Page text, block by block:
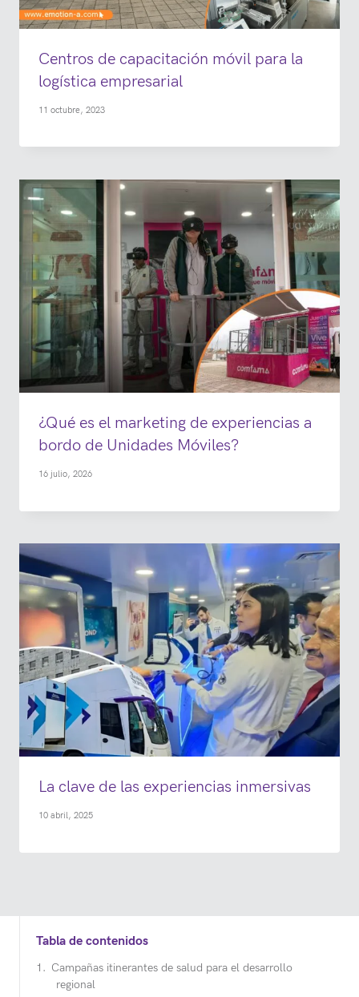
Centros de capacitación móvil para la
logística empresarial
11 octubre, 2023
¿Qué es el marketing de experiencias a
bordo de Unidades Móviles?
16 julio, 2026
La clave de las experiencias inmersivas
10 abril, 2025
Tabla de contenidos
Campañas itinerantes de salud para el desarrollo
regional